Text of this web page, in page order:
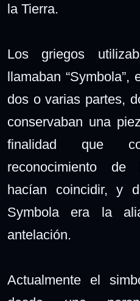
la Tierra.
Los griegos
llamaban
dos o varias partes,
conservaban una
finalidad que
reconocimiento
hacían coincidir, y
Symbola era la
antelación.
Actualmente el